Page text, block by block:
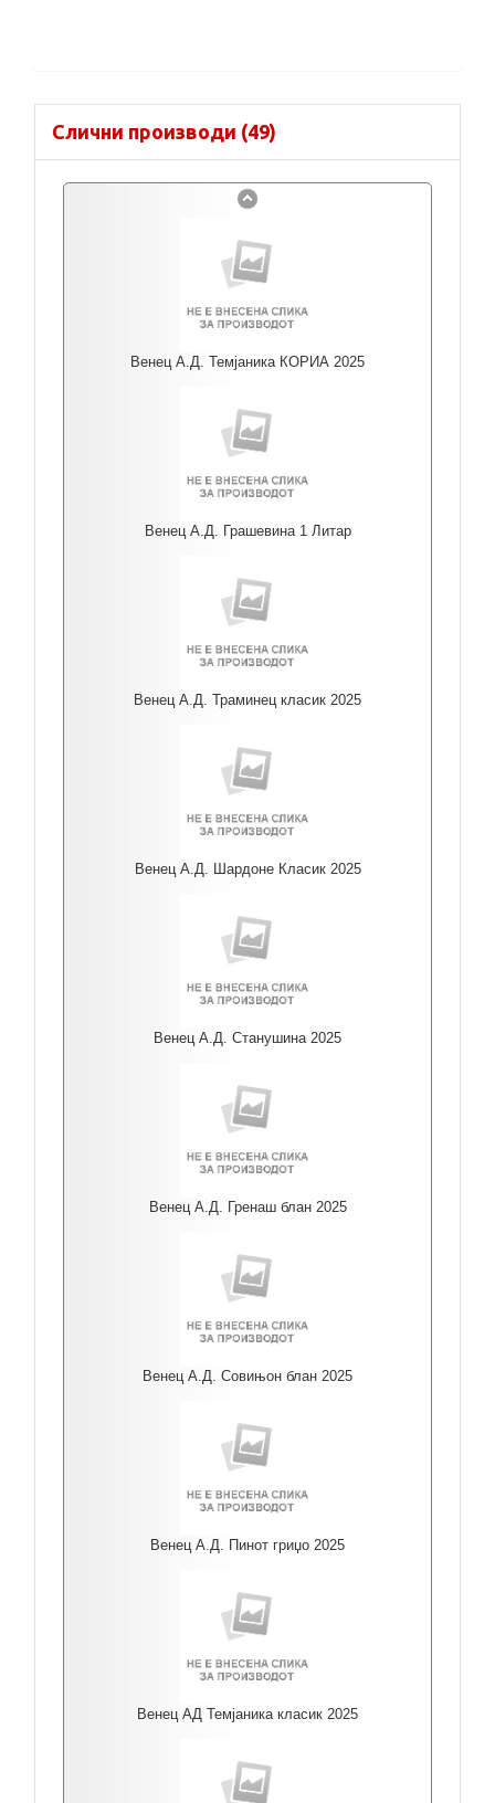
Слични производи (49)
Венец А.Д. Темјаника КОРИА 2025
Венец А.Д. Грашевина 1 Литар
Венец А.Д. Траминец класик 2025
Венец А.Д. Шардоне Класик 2025
Венец А.Д. Станушина 2025
Венец А.Д. Гренаш блан 2025
Венец А.Д. Совињон блан 2025
Венец А.Д. Пинот гриџо 2025
Венец АД Темјаника класик 2025